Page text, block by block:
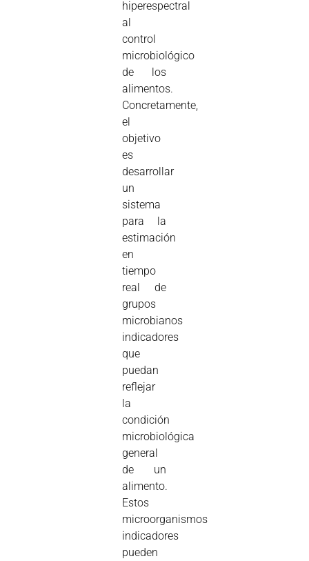
hiperespectral
al
control
microbiológico
de los
alimentos.
Concretamente,
el
objetivo
es
desarrollar
un
sistema
para la
estimación
en
tiempo
real de
grupos
microbianos
indicadores
que
puedan
reflejar
la
condición
microbiológica
general
de un
alimento.
Estos
microorganismos
indicadores
pueden